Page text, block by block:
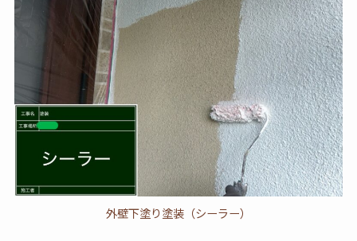
外壁下塗り塗装（シーラー）